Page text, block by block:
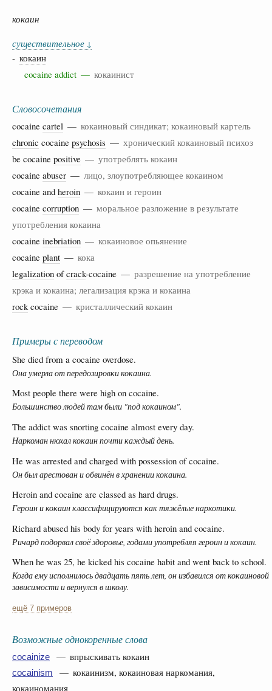
кокаин
существительное ↓
- кокаин
cocaine addict — кокаинист
Словосочетания
cocaine cartel — кокаиновый синдикат; кокаиновый картель
chronic cocaine psychosis — хронический кокаиновый психоз
be cocaine positive — употреблять кокаин
cocaine abuser — лицо, злоупотребляющее кокаином
cocaine and heroin — кокаин и героин
cocaine corruption — моральное разложение в результате
употребления кокаина
cocaine inebriation — кокаиновое опьянение
cocaine plant — кока
legalization ofcrack-cocaine — разрешение на употребление
крэка и кокаина; легализация крэка и кокаина
rock cocaine — кристаллический кокаин
Примеры с переводом
She died from a cocaine overdose.
Она умерла от передозировки кокаина.
Most people there were high on cocaine.
Большинство людей там были "под кокаином".
The addict was snorting cocaine almost every day.
Наркоман нюхал кокаин почти каждый день.
He was arrested and charged with possession of cocaine.
Он был арестован и обвинён в хранении кокаина.
Heroin and cocaine are classed as hard drugs.
Героин и кокаин классифицируются как тяжёлые наркотики.
Richard abused his body for years with heroin and cocaine.
Ричард подорвал своё здоровье, годами употребляя героин и кокаин.
When he was 25, he kicked his cocaine habit and went back to school.
Когда ему исполнилось двадцать пять лет, он избавился от кокаиновой
зависимости и вернулся в школу.
ещё 7 примеров
Возможные однокоренные слова
cocainize — впрыскивать кокаин
cocainism
— кокаинизм, кокаиновая наркомания,
кокаиномания